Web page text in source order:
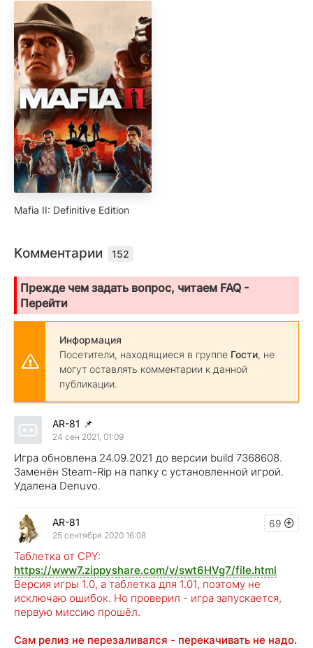
Mafia II: Definitive Edition
Комментарии 152
Прежде чем задать вопрос, читаем FAQ -
Перейти
Информация
Посетители, находящиеся в группе Гости, не
могут оставлять комментарии к данной
публикации.
AR-81 📌
24 сен 2021, 01:09
Игра обновлена 24.09.2021 до версии build 7368608.
Заменён Steam-Rip на папку с установленной игрой.
Удалена Denuvo.
69
AR-81
25 сентября 2020 16:08
Таблетка от CPY:
https://www7.zippyshare.com/v/swt6HVg7/file.html
Версия игры 1.0, а таблетка для 1.01, поэтому не
исключаю ошибок. Но проверил - игра запускается,
первую миссию прошёл.
Сам релиз не перезаливался - перекачивать не надо.